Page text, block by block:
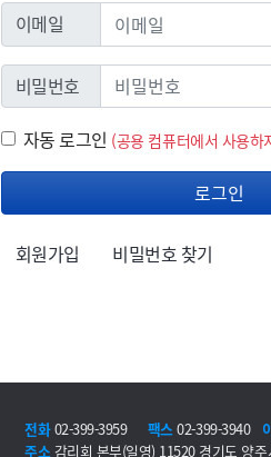
이메일
이메일
비밀번호
비밀번호
자동 로그인
자동 로그인 (공용 컴퓨터에서 사용하
로그인
회원가입 비밀번호 찾기
전화 02-399-3959 팩스02-399-3940
주소감리회 본부(일영) 11520 경기도 양